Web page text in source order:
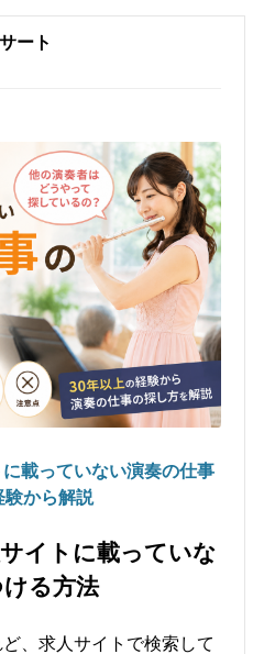
ート
に載っていない演奏の仕事
から解説
サイトに載っていな
る方法
、求人サイトで検索して